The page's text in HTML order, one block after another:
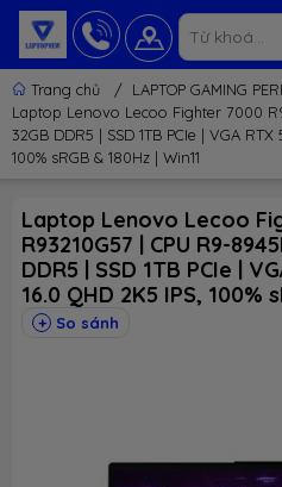
Trang chủ / LAPTOP GAMING
Laptop Lenovo Lecoo Fighter 7000
32GB DDR5 | SSD 1TB PCIe | VGA
100% sRGB & 180Hz | Win11
Laptop Lenovo Lecoo
R93210G57 | CPU R9-
DDR5 | SSD 1TB PCIe |
16.0 QHD 2K5 IPS, 100%
So sánh